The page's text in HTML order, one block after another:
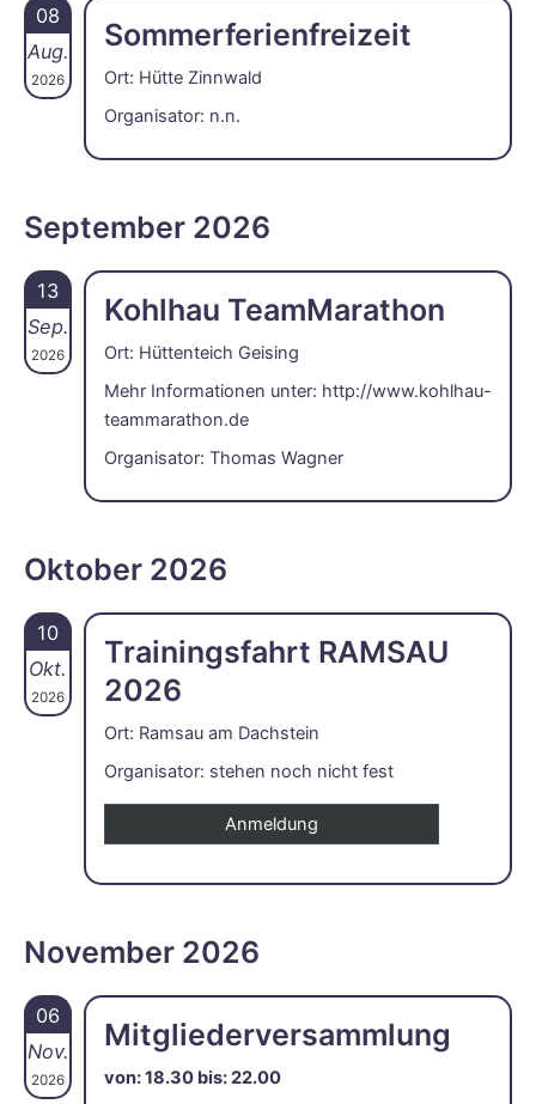
08
Aug.
2026
Sommerferienfreizeit
Ort: Hütte Zinnwald
Organisator: n.n.
September 2026
13
Sep.
2026
Kohlhau TeamMarathon
Ort: Hüttenteich Geising
Mehr Informationen unter: http://www.kohlhau-
teammarathon.de
Organisator: Thomas Wagner
Oktober 2026
10
Okt.
2026
Trainingsfahrt RAMSAU
2026
Ort: Ramsau am Dachstein
Organisator: stehen noch nicht fest
Anmeldung
November 2026
06
Nov.
2026
Mitgliederversammlung
von: 18.30 bis: 22.00